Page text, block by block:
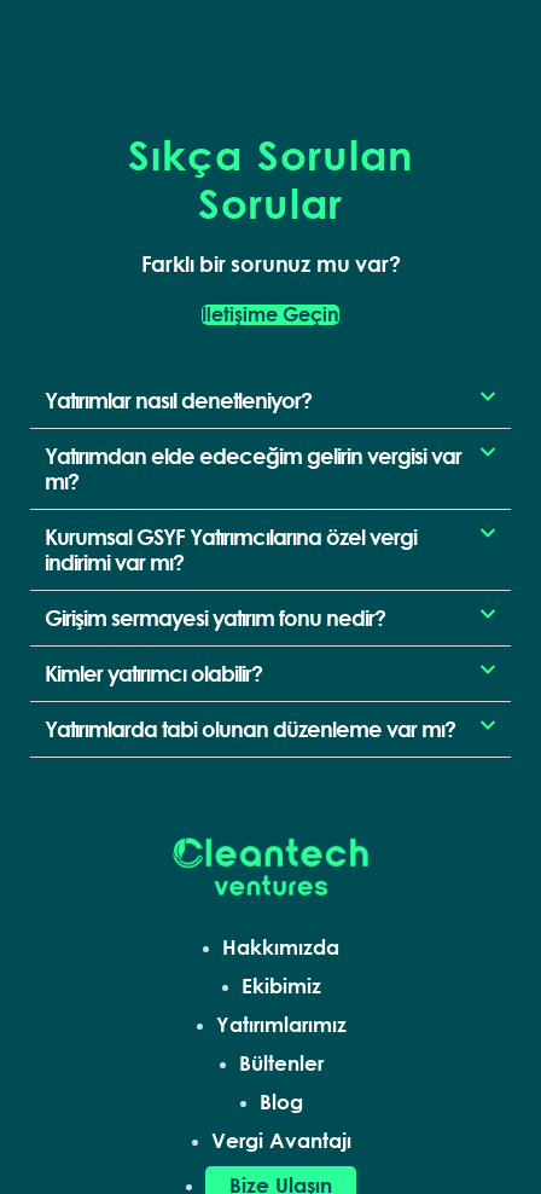
Sıkça Sorulan
Sorular
Farklı bir sorunuz mu var?
İletişime Geçin
Yatırımlar nasıl denetleniyor?
Yatırımdan elde edeceğim gelirin vergisi var
mı?
Kurumsal GSYF Yatırımcılarına özel vergi
indirimi var mı?
Girişim sermayesi yatırım fonu nedir?
Kimler yatırımcı olabilir?
Yatırımlarda tabi olunan düzenleme var mı?
Hakkımızda
Ekibimiz
Yatırımlarımız
Bültenler
Blog
Vergi Avantajı
Bize Ulaşın